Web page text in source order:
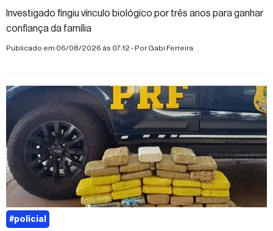
Investigado fingiu vínculo biológico por três anos para ganhar
confiança da família
Publicado em 06/08/2026 às 07:12 - PorGabi Ferreira
#policial